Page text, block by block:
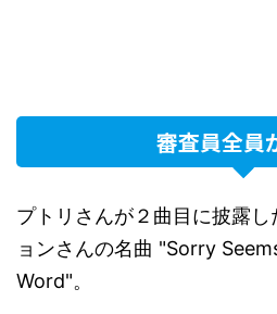
審査員全員
プトリさんが２曲目に披露
ョンさんの名曲 "Sorry
Word"。